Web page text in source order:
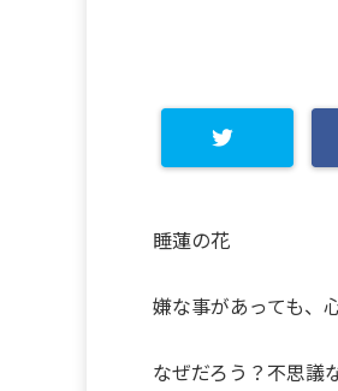
睡蓮の花
嫌な事があっても、
なぜだろう？不思議